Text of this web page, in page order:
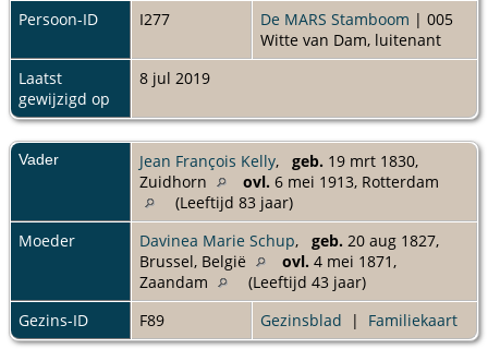
Persoon-ID
I277 De MARS Stamboom | 005
Witte van Dam, luitenant
Laatst
gewijzigd op
8 jul 2019
Vader Jean François Kelly, geb. 19 mrt 1830,
Zuidhorn
ovl. 6 mei 1913, Rotterdam
(Leeftijd 83 jaar)
Moeder
Davinea Marie Schup, geb. 20 aug 1827,
Brussel, België
ovl. 4 mei 1871,
Zaandam
(Leeftijd 43 jaar)
Gezins-ID
F89 Gezinsblad | Familiekaart